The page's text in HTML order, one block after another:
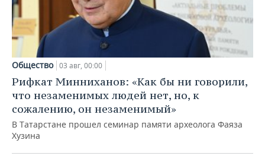
Общество 03 авг, 00:00
Рифкат Минниханов: «Как бы ни говорили,
что незаменимых людей нет, но, к
сожалению, он незаменимый»
В Татарстане прошел семинар памяти археолога Фаяза
Хузина